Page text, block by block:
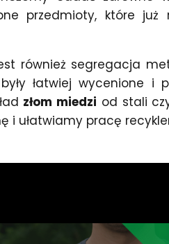
przedmioty, które
również segregacja
łatwiej wycenione i
złom miedzi od stali
i ułatwiamy pracę